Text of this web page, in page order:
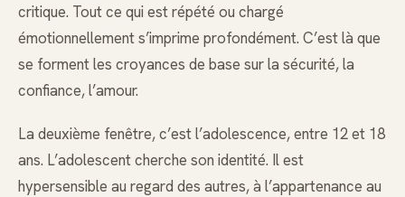
critique. Tout ce qui est répété ou chargé
émotionnellement s’imprime profondément. C’est là que
se forment les croyances de base sur la sécurité, la
confiance, l’amour.
La deuxième fenêtre, c’est l’adolescence, entre 12 et 18
ans. L’adolescent cherche son identité. Il est
hypersensible au regard des autres, à l’appartenance au